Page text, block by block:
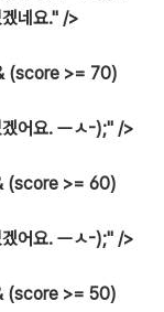
네요." />
>= 70)
요. ㅡㅅ-);" />
>= 60)
요. ㅡㅅ-);" />
>= 50)